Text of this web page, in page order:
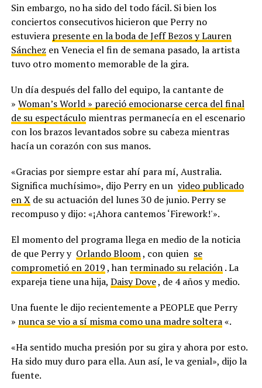
Sin embargo, no ha sido del todo fácil. Si bien los
conciertos consecutivos hicieron que Perry no
estuviera presente en la boda de Jeff Bezos y Lauren
Sánchez en Venecia el fin de semana pasado, la artista
tuvo otro momento memorable de la gira.
Un día después del fallo del equipo, la cantante de
» Woman’s World » pareció emocionarse cerca del final
de su espectáculomientras permanecía en el escenario
con los brazos levantados sobre su cabeza mientras
hacía un corazón con sus manos.
«Gracias por siempre estar ahí para mí, Australia.
Significa muchísimo», dijo Perry en un video publicado
en Xde su actuación del lunes 30 de junio. Perry se
recompuso y dijo: «¡Ahora cantemos ‘Firework!'».
El momento del programa llega en medio de la noticia
de que Perry y Orlando Bloom, con quien se
comprometió en 2019, hanterminado su relación. La
expareja tiene una hija, Daisy Dove, de 4 años y medio.
Una fuente le dijo recientemente a PEOPLE que Perry
» nunca se vio a sí misma como una madre soltera«.
«Ha sentido mucha presión por su gira y ahora por esto.
Ha sido muy duro para ella. Aun así, le va genial», dijo la
fuente.